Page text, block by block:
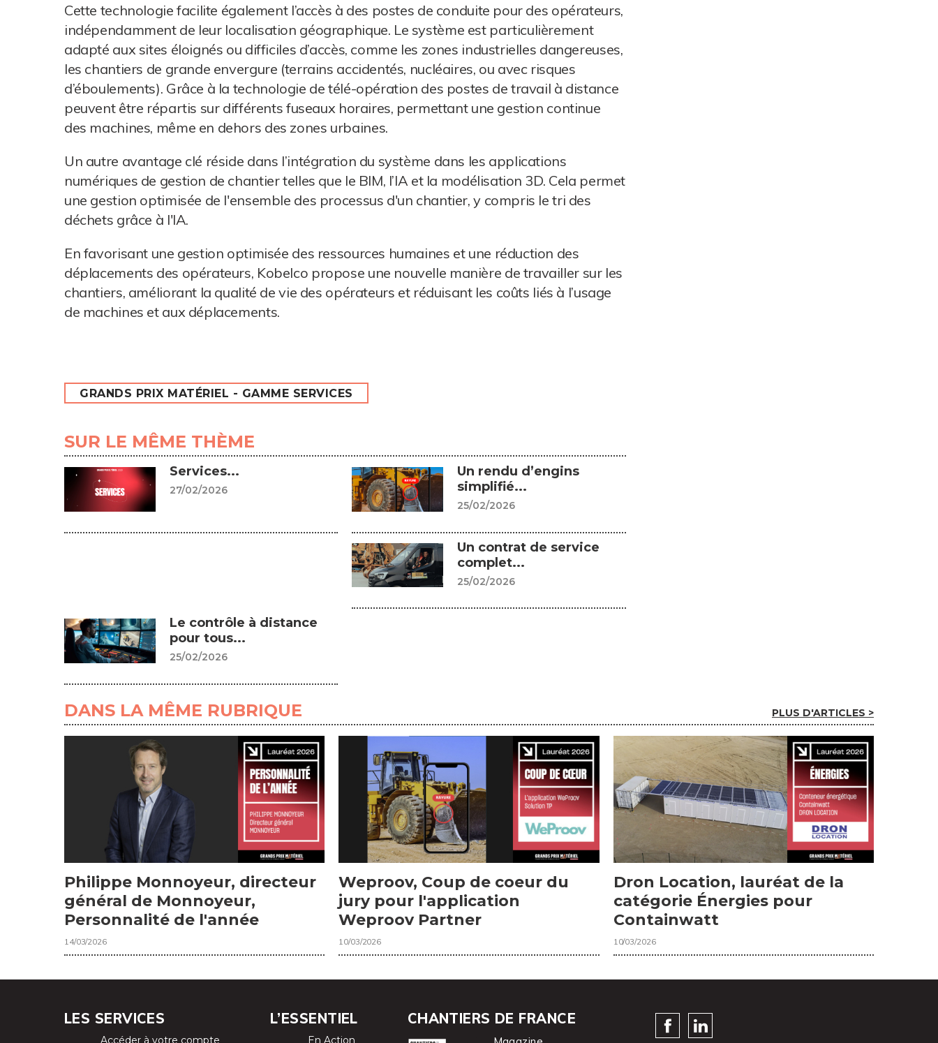
Cette technologie facilite également l’accès à des postes de conduite pour des opérateurs,
indépendamment de leur localisation géographique. Le système est particulièrement
adapté aux sites éloignés ou difficiles d’accès, comme les zones industrielles dangereuses,
les chantiers de grande envergure (terrains accidentés, nucléaires, ou avec risques
d’éboulements). Grâce à la technologie de télé-opération des postes de travail à distance
peuvent être répartis sur différents fuseaux horaires, permettant une gestion continue
des machines, même en dehors des zones urbaines.
Un autre avantage clé réside dans l’intégration du système dans les applications
numériques de gestion de chantier telles que le BIM, l’IA et la modélisation 3D. Cela permet
une gestion optimisée de l'ensemble des processus d'un chantier, y compris le tri des
déchets grâce à l'IA.
En favorisant une gestion optimisée des ressources humaines et une réduction des
déplacements des opérateurs, Kobelco propose une nouvelle manière de travailler sur les
chantiers, améliorant la qualité de vie des opérateurs et réduisant les coûts liés à l’usage
de machines et aux déplacements.
GRANDS PRIX MATÉRIEL - GAMME SERVICES
SUR LE MÊME THÈME
Services...
27/02/2026
Un rendu d’engins
simplifié...
25/02/2026
Un contrat de service
complet...
25/02/2026
Le contrôle à distance
pour tous...
25/02/2026
DANS LA MÊME RUBRIQUE PLUS D'ARTICLES >
Philippe Monnoyeur, directeur
général de Monnoyeur,
Personnalité de l'année
14/03/2026
Weproov, Coup de coeur du
jury pour l'application
Weproov Partner
10/03/2026
Dron Location, lauréat de la
catégorie Énergies pour
Containwatt
10/03/2026
LES SERVICES L’ESSENTIEL CHANTIERS DE FRANCE